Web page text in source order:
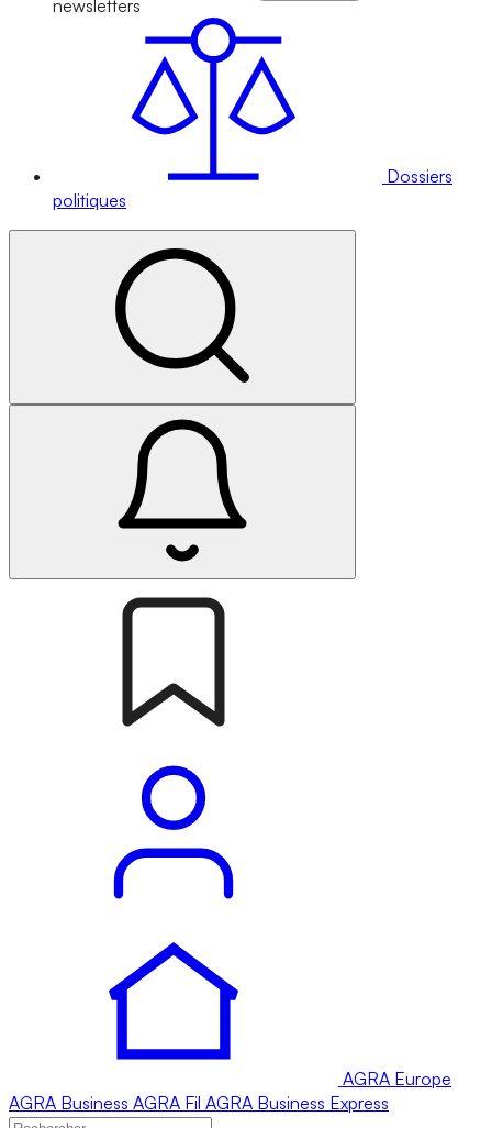
newsletters
Dossiers
politiques
AGRA Europe
AGRA Business AGRA Fil AGRA Business Express